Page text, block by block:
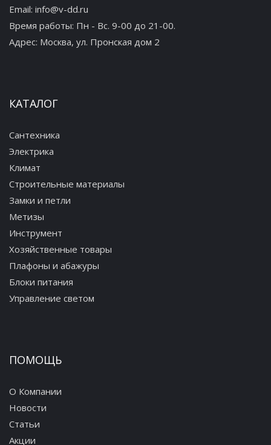
Email: info@v-dd.ru
Время работы: Пн - Вс. 9-00 до 21-00.
Адрес: Москва, ул. Пронская дом 2
КАТАЛОГ
Сантехника
Электрика
Климат
Строительные материалы
Замки и петли
Метизы
Инструмент
Хозяйственные товары
Плафоны и абажуры
Блоки питания
Управление светом
ПОМОЩЬ
О Компании
Новости
Статьи
Акции